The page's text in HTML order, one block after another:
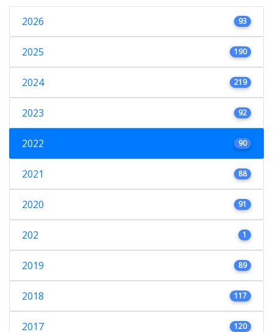
2026 93
2025 190
2024 219
2023 92
2022 90
2021 88
2020 91
202 1
2019 89
2018 117
2017 120